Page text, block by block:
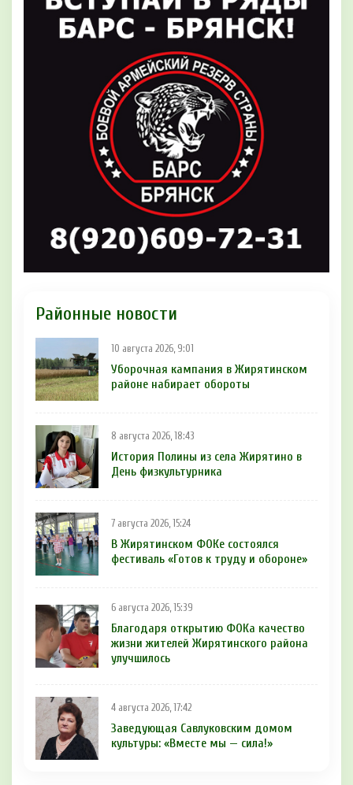
Районные новости
10 августа 2026, 9:01
Уборочная кампания в Жирятинском
районе набирает обороты
8 августа 2026, 18:43
История Полины из села Жирятино в
День физкультурника
7 августа 2026, 15:24
В Жирятинском ФОКе состоялся
фестиваль «Готов к труду и обороне»
6 августа 2026, 15:39
Благодаря открытию ФОКа качество
жизни жителей Жирятинского района
улучшилось
4 августа 2026, 17:42
Заведующая Савлуковским домом
культуры: «Вместе мы — сила!»